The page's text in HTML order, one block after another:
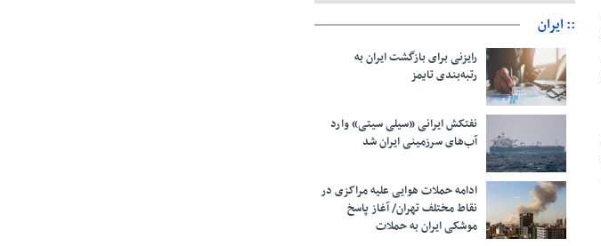
:: ایران
رایزنی برای بازگشت ایران به
رتبه‌بندی تایمز
نفتکش ایرانی «سیلی سیتی» وارد
آب‌های سرزمینی ایران شد
ادامه حملات هوایی علیه مراکزی در
نقاط مختلف تهران/ آغاز پاسخ
موشکی ایران به حملات